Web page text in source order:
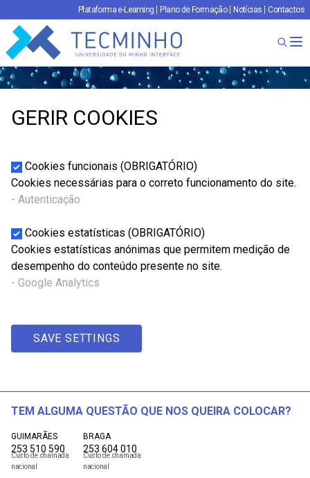
Plataforma e-Learning Plano de Formação Notícias Contactos
TECMINHO
GERIR COOKIES
Cookies funcionais (OBRIGATÓRIO)
Cookies necessárias para o correto funcionamento do site.
- Autenticação
Cookies estatísticas (OBRIGATÓRIO)
Cookies estatísticas anónimas que permitem medição de
desempenho do conteúdo presente no site.
- Google Analytics
SAVE SETTINGS
TEM ALGUMA QUESTÃO QUE NOS QUEIRA COLOCAR?
GUIMARÃES
253 510 590
Custo de chamada
nacional
BRAGA
253 604 010
Custo de chamada
nacional